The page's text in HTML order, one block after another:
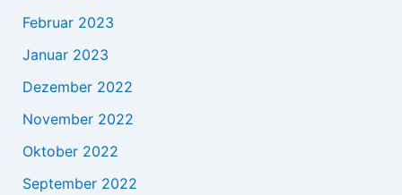
Februar 2023
Januar 2023
Dezember 2022
November 2022
Oktober 2022
September 2022